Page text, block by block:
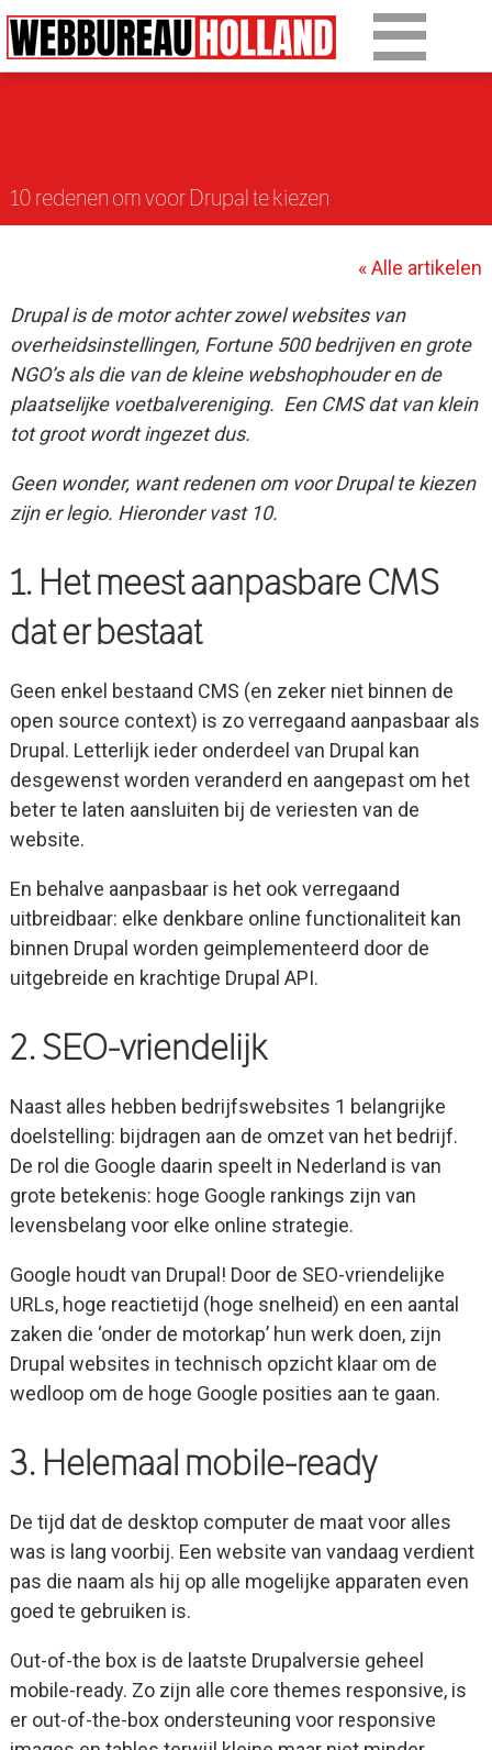
10 redenen om voor Drupal te kiezen
Gepost op 25 juli 2017
Over Drupal
Artikelen
Tarieven
Contact
« Alle artikelen
Drupal is de motor achter zowel websites van
overheidsinstellingen, Fortune 500 bedrijven en grote
NGO’s als die van de kleine webshophouder en de
plaatselijke voetbalvereniging. Een CMS dat van klein
tot groot wordt ingezet dus.
Geen wonder, want redenen om voor Drupal te kiezen
zijn er legio. Hieronder vast 10.
1. Het meest aanpasbare CMS
dat er bestaat
Geen enkel bestaand CMS (en zeker niet binnen de
open source context) is zo verregaand aanpasbaar als
Drupal. Letterlijk ieder onderdeel van Drupal kan
desgewenst worden veranderd en aangepast om het
beter te laten aansluiten bij de veriesten van de
website.
En behalve aanpasbaar is het ook verregaand
uitbreidbaar: elke denkbare online functionaliteit kan
binnen Drupal worden geimplementeerd door de
uitgebreide en krachtige Drupal API.
2. SEO-vriendelijk
Naast alles hebben bedrijfswebsites 1 belangrijke
doelstelling: bijdragen aan de omzet van het bedrijf.
De rol die Google daarin speelt in Nederland is van
grote betekenis: hoge Google rankings zijn van
levensbelang voor elke online strategie.
Google houdt van Drupal! Door de SEO-vriendelijke
URLs, hoge reactietijd (hoge snelheid) en een aantal
zaken die ‘onder de motorkap’ hun werk doen, zijn
Drupal websites in technisch opzicht klaar om de
wedloop om de hoge Google posities aan te gaan.
3. Helemaal mobile-ready
De tijd dat de desktop computer de maat voor alles
was is lang voorbij. Een website van vandaag verdient
pas die naam als hij op alle mogelijke apparaten even
goed te gebruiken is.
Out-of-the box is de laatste Drupalversie geheel
mobile-ready. Zo zijn alle core themes responsive, is
er out-of-the-box ondersteuning voor responsive